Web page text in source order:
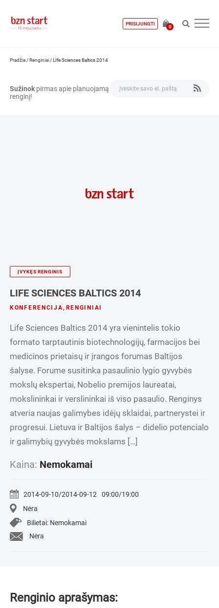
PRISIJUNGTI
0
Pradžia /Renginiai /LIfe Sciences Baltics 2014
Sužinok pirmas apie planuojamą
renginį!
ĮVYKĘS RENGINIS
LIFE SCIENCES BALTICS 2014
KONFERENCIJA, RENGINIAI
Life Sciences Baltics 2014 yra vienintelis tokio
formato tarptautinis biotechnologijų, farmacijos bei
medicinos prietaisų ir įrangos forumas Baltijos
šalyse. Forume susitinka pasaulinio lygio gyvybės
mokslų ekspertai, Nobelio premijos laureatai,
mokslininkai ir verslininkai iš viso pasaulio. Renginys
atveria naujas galimybes idėjų sklaidai, partnerystei ir
progresui. Lietuva ir Baltijos šalys – didelio potencialo
ir galimybių gyvybės mokslams […]
Kaina: Nemokamai
2014-09-10/2014-09-12
09:00/19:00
Nėra
Bilietai: Nemokamai
Nėra
Renginio aprašymas: